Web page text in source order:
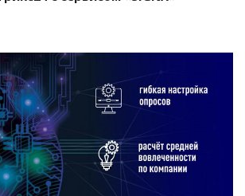
Смотреть проект